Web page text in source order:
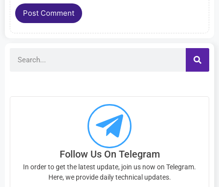
Follow Us On Telegram
In order to get the latest update, join us now on Telegram.
Here, we provide daily technical updates.